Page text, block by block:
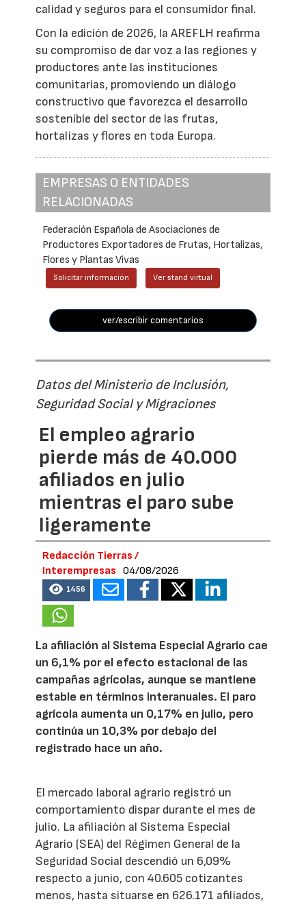
calidad y seguros para el consumidor final.
Con la edición de 2026, la AREFLH reafirma
su compromiso de dar voz a las regiones y
productores ante las instituciones
comunitarias, promoviendo un diálogo
constructivo que favorezca el desarrollo
sostenible del sector de las frutas,
hortalizas y flores en toda Europa.
EMPRESAS O ENTIDADES
RELACIONADAS
Federación Española de Asociaciones de
Productores Exportadores de Frutas, Hortalizas,
Flores y Plantas Vivas
Solicitar información Ver stand virtual
ver/escribir comentarios
Datos del Ministerio de Inclusión,
Seguridad Social y Migraciones
El empleo agrario
pierde más de 40.000
afiliados en julio
mientras el paro sube
ligeramente
Redacción Tierras /
Interempresas
04/08/2026
1456
La afiliación al Sistema Especial Agrario cae
un 6,1% por el efecto estacional de las
campañas agrícolas, aunque se mantiene
estable en términos interanuales. El paro
agrícola aumenta un 0,17% en julio, pero
continúa un 10,3% por debajo del
registrado hace un año.
El mercado laboral agrario registró un
comportamiento dispar durante el mes de
julio. La afiliación al Sistema Especial
Agrario (SEA) del Régimen General de la
Seguridad Social descendió un 6,09%
respecto a junio, con 40.605 cotizantes
menos, hasta situarse en 626.171 afiliados,